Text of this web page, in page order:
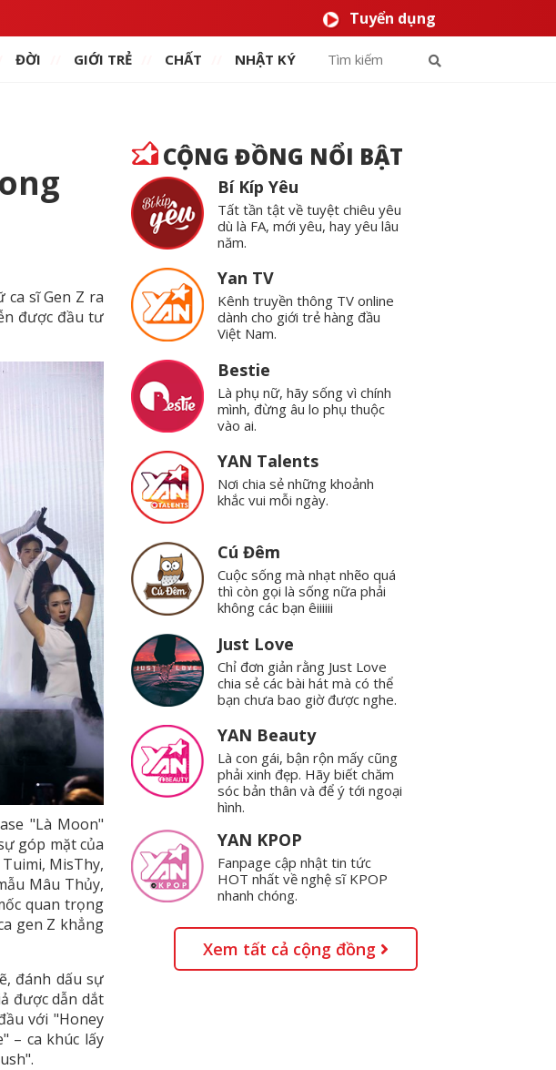
Tuyển dụng
ĐỜI GIỚI TRẺ CHẤT NHẬT KÝ
sĩ Gen Z ra
được đầu tư
"Là Moon"
góp mặt của
MisThy,
Mâu Thủy,
quan trọng
gen Z khẳng
đánh dấu sự
được dẫn dắt
với "Honey
– ca khúc lấy
CỘNG ĐỒNG NỔI BẬT
Bí Kíp Yêu
Tất tần tật về tuyệt chiêu yêu
dù là FA, mới yêu, hay yêu lâu
năm.
Yan TV
Kênh truyền thông TV online
dành cho giới trẻ hàng đầu
Việt Nam.
Bestie
Là phụ nữ, hãy sống vì chính
mình, đừng âu lo phụ thuộc
vào ai.
YAN Talents
Nơi chia sẻ những khoảnh
khắc vui mỗi ngày.
Cú Đêm
Cuộc sống mà nhạt nhẽo quá
thì còn gọi là sống nữa phải
không các bạn êiiiiii
Just Love
Chỉ đơn giản rằng Just Love
chia sẻ các bài hát mà có thể
bạn chưa bao giờ được nghe.
YAN Beauty
Là con gái, bận rộn mấy cũng
phải xinh đẹp. Hãy biết chăm
sóc bản thân và để ý tới ngoại
hình.
YAN KPOP
Fanpage cập nhật tin tức
HOT nhất về nghệ sĩ KPOP
nhanh chóng.
Xem tất cả cộng đồng